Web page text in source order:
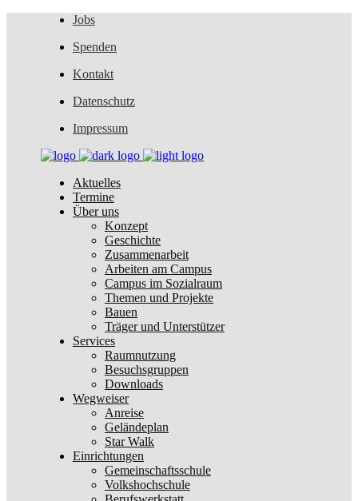
Jobs
Spenden
Kontakt
Datenschutz
Impressum
Aktuelles
Termine
Über uns
Konzept
Geschichte
Zusammenarbeit
Arbeiten am Campus
Campus im Sozialraum
Themen und Projekte
Bauen
Träger und Unterstützer
Services
Raumnutzung
Besuchsgruppen
Downloads
Wegweiser
Anreise
Geländeplan
Star Walk
Einrichtungen
Gemeinschaftsschule
Volkshochschule